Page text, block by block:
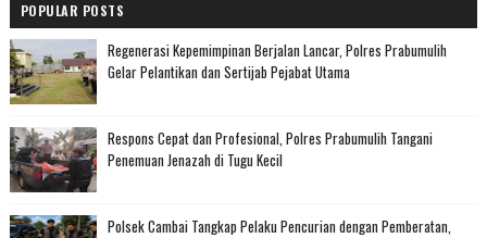
POPULAR POSTS
Regenerasi Kepemimpinan Berjalan Lancar, Polres Prabumulih
Gelar Pelantikan dan Sertijab Pejabat Utama
Respons Cepat dan Profesional, Polres Prabumulih Tangani
Penemuan Jenazah di Tugu Kecil
Polsek Cambai Tangkap Pelaku Pencurian dengan Pemberatan,